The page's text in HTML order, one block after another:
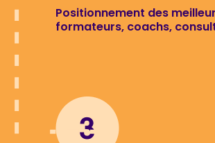
Positionnement des
formateurs, coachs,